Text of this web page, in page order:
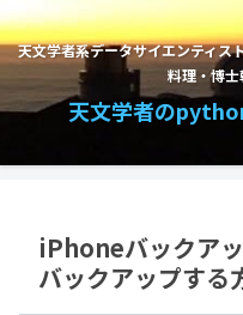
天文学者系データサイエンティ
料理・博士
天文学者の
iPhoneバックア
バックアップする